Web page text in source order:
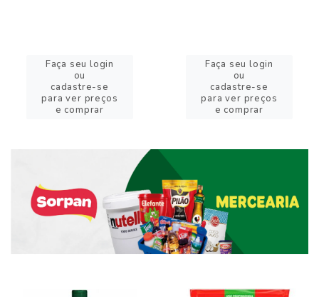
Faça seu login
ou
cadastre-se
para ver preços
e comprar
Faça seu login
ou
cadastre-se
para ver preços
e comprar